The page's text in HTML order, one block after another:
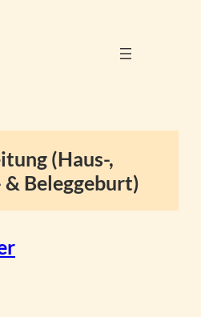
(Haus-,
Beleggeburt)